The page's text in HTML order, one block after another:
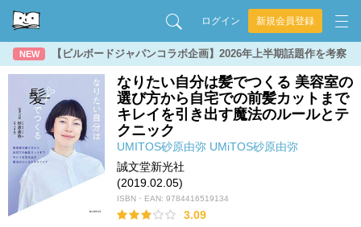
ログイン 新規会員登録
NEW 【ビルボードジャパンコラボ企画】2026年上半期話題作を考察
なりたい自分は髪でつくる 美容室の
選び方から自宅での前髪カットまで
キレイを引き出す魔法のルールとテ
クニック
UMITOS砂原由弥 UMiTOS砂原由弥
誠文堂新光社
(2019.02.05)
ISBN・EAN: 9784416519134
3.09